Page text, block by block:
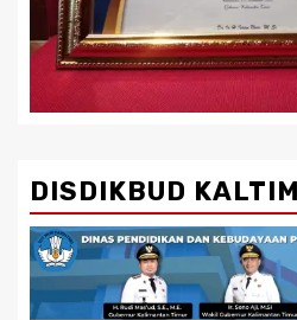
DISDIKBUD KALTIM